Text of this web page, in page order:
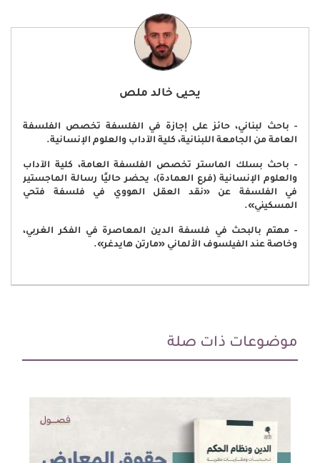
يحيى خالد ملص
- باحث لبناني، حائز على إجازة في الفلسفة تخصص الفلسفة
العامة من الجامعة اللبنانية، كلية الآداب والعلوم الإنسانية.
- باحث بسلك الماستر تخصص الفلسفة العامة، كلية الآداب
والعلوم الإنسانية (فرع العمادة)، يحضر حاليًا رسالة الماجستير
في الفلسفة عن «نقد العقل الهووي في فلسفة فتحي
المسكيني».
- مهتم بالبحث في فلسفة الدين المعاصرة في الفكر الغربي،
وخاصة عند الفيلسوف الألماني «مارتن هايدغر».
موضوعات ذات صلة